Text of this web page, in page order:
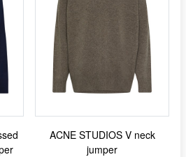
ACNE STUDIOS V neck
jumper